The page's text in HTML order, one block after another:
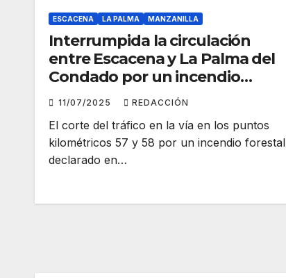
ESCACENA LA PALMA MANZANILLA
Interrumpida la circulación
entre Escacena y La Palma del
Condado por un incendio
cercano a la vía
11/07/2025 REDACCIÓN
El corte del tráfico en la vía en los puntos
kilométricos 57 y 58 por un incendio forestal
declarado en…